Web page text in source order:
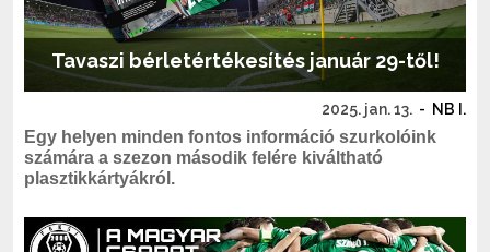
Tavaszi bérletértékesítés január 29-től!
2025. jan. 13. - NB I.
Egy helyen minden fontos információ szurkolóink
számára a szezon második felére kiváltható
plasztikkártyákról.